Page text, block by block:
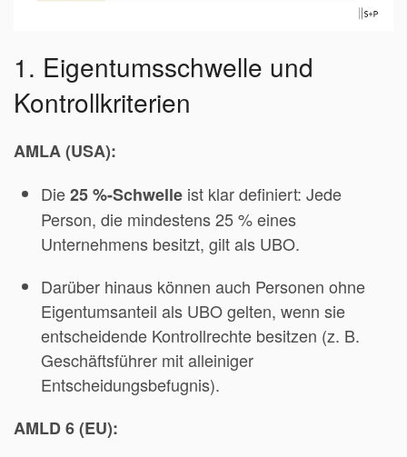
1. Eigentumsschwelle und
Kontrollkriterien
AMLA (USA):
Die25 %-Schwelle ist klar definiert: Jede
Person, die mindestens 25 % eines
Unternehmens besitzt, gilt als UBO.
Darüber hinaus können auch Personen ohne
Eigentumsanteil als UBO gelten, wenn sie
entscheidende Kontrollrechte besitzen (z. B.
Geschäftsführer mit alleiniger
Entscheidungsbefugnis).
AMLD 6 (EU):